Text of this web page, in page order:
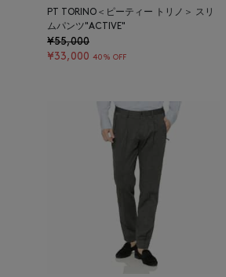
PT TORINO＜ピーティー トリノ＞ スリ
ムパンツ"ACTIVE"
¥55,000
¥33,000 40% OFF